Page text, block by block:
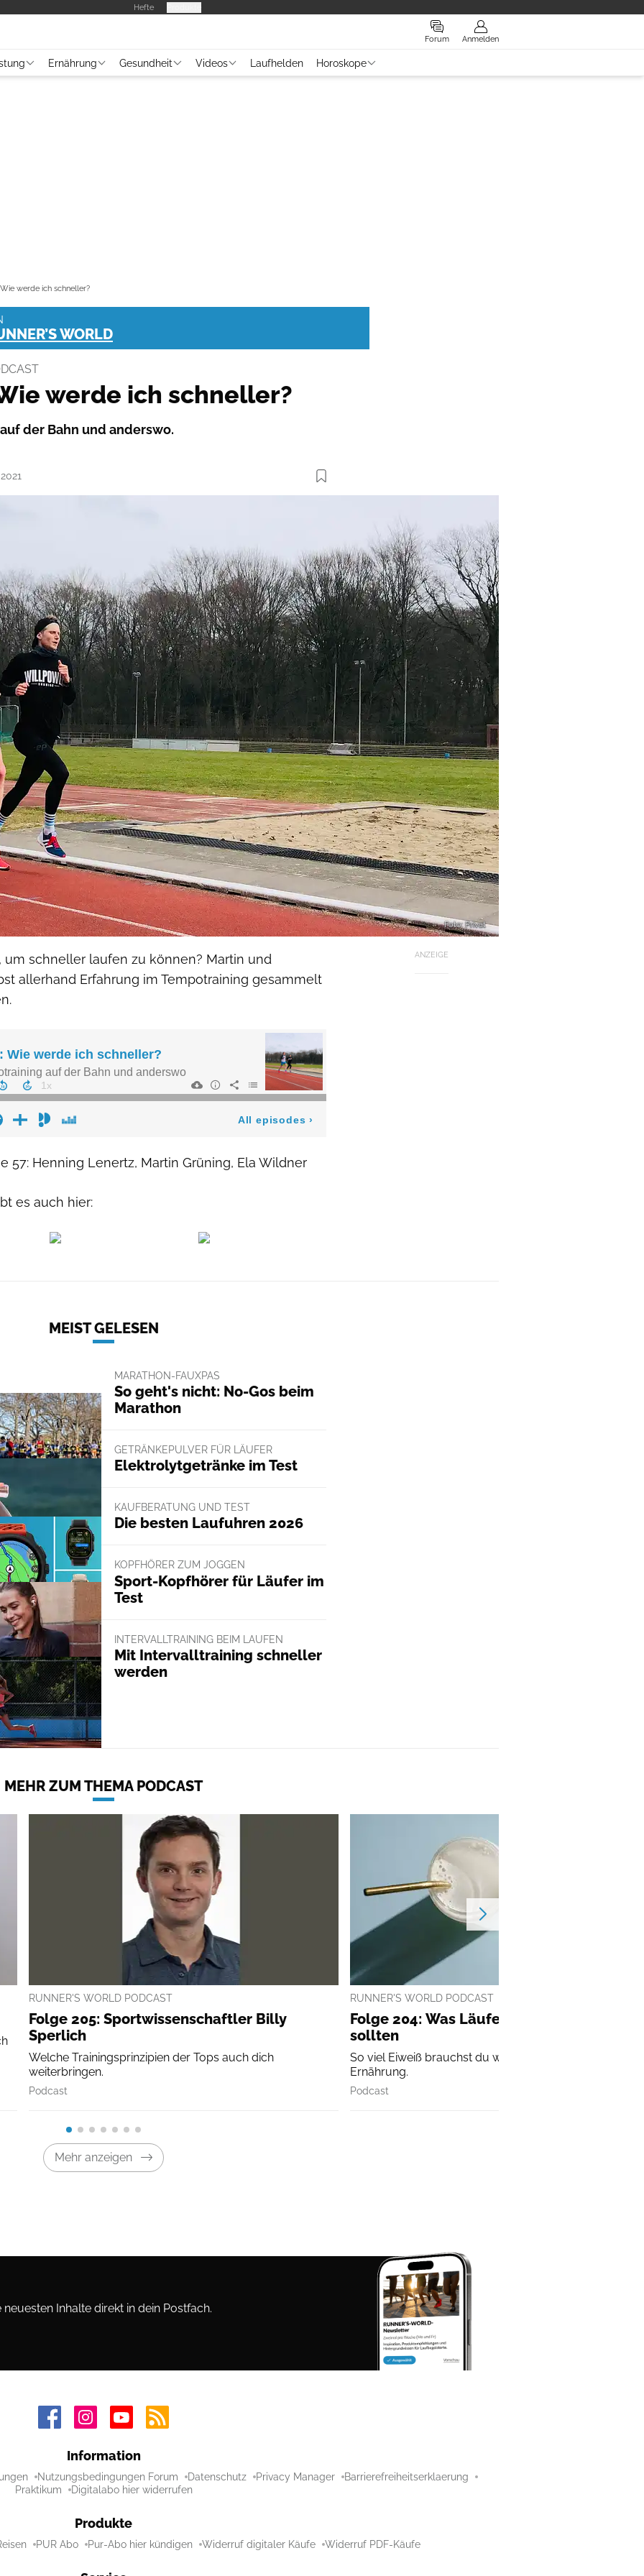
Hefte
Forum Anmelden
Ernährung Gesundheit Videos Laufhelden Horoskope
werde ich schneller?
WORLD
werde ich schneller?
der Bahn und anderswo.
Foto: Privat
ANZEIGE
um schneller laufen zu können? Martin und
allerhand Erfahrung im Tempotraining gesammelt
57: Henning Lenertz, Martin Grüning, Ela Wildner
es auch hier:
MEIST GELESEN
MARATHON-FAUXPAS
So geht's nicht: No-Gos beim
Marathon
GETRÄNKEPULVER FÜR LÄUFER
Elektrolytgetränke im Test
KAUFBERATUNG UND TEST
Die besten Laufuhren 2026
KOPFHÖRER ZUM JOGGEN
Sport-Kopfhörer für Läufer im
Test
INTERVALLTRAINING BEIM LAUFEN
Mit Intervalltraining schneller
werden
MEHR ZUM THEMA PODCAST
RUNNER'S WORLD PODCAST
Folge 205: Sportwissenschaftler Billy
Sperlich
Welche Trainingsprinzipien der Tops auch dich
weiterbringen.
Podcast
RUNNER'S WORLD PODCAST
Folge 204: Was Läufer über Proteine
sollten
So viel Eiweiß brauchst du wirklich in deiner Läufer-
Ernährung.
Podcast
Mehr anzeigen
Inhalte direkt in dein Postfach.
Information
Nutzungsbedingungen Forum Datenschutz Privacy Manager
Barrierefreiheitserklaerung
Praktikum
Digitalabo hier widerrufen
Produkte
PUR Abo Pur-Abo hier kündigen Widerruf digitaler Käufe Widerruf PDF-Käufe